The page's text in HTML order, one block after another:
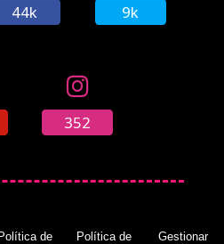
44k 9k
352
Política de
Política de
Gestionar